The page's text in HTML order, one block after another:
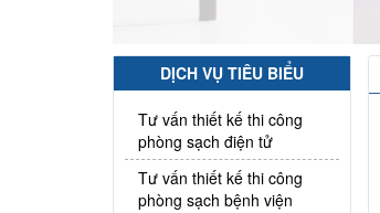
DỊCH VỤ TIÊU BIỂU
Tư vấn thiết kế thi công
phòng sạch điện tử
Tư vấn thiết kế thi công
phòng sạch bệnh viện